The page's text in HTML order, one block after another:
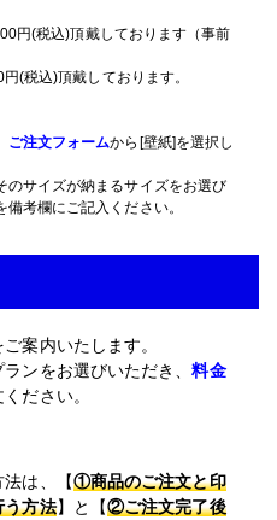
円(税込)頂戴しております（事前
(税込)頂戴しております。
ご注文フォームから[壁紙]を選択し
サイズが納まるサイズをお選び
考欄にご記入ください。
案内いたします。
ンをお選びいただき、料金
ださい。
は、【①商品のご注文と印
う方法】と【②ご注文完了後